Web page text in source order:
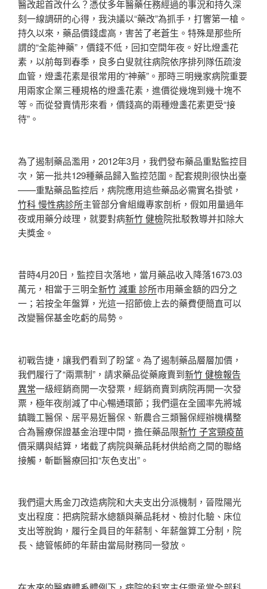
醫改起首改什么？憑仗多年醫藥任務經過的事況和持久深
刻一線調研的心得，我決議以“藥改”為抓手，打響第一槍。
持久以來，藥品價錢虛高，害苦了老蒼生。特殊是那些所
謂的“全能神藥”，價錢不低，回扣空間年夜。好比燈盞花
素，以前每到春季，良多白叟就往病院依序排列隊伍疏浚
血管，燈盞花素是很常用的“神藥”。那時三明幾家病院重要
用兩家企業三種規格的燈盞花素，進價從幾塊到幾十塊不
等。而從發賣情形來看，價錢高的兩種燈盞花素更受“接
待”。
為了遏制藥品濫用，2012年3月，我們發布藥品重點監控目
次，第一批共129種藥品歸入監控范圍。配套規則很快出臺
——重點藥品監控后，病院應用這些藥品必需實名掛號，
竹科 慢性病診所主管部分會組織專家剖析，假如用量過年
夜或用藥分歧理，就要對病新竹 健檢院批駁教導并扣除大
夫獎金。
昔時4月20日，監控目次落地，當月藥品收入降落1673.03
萬元，相當于三明全新竹 減重 診所市用藥金額的四分之
一；若按全年盤算，光這一招節儉上去的藥費便簡直可以
改變醫保基金吃虧的局勢。
初戰告捷，讓我們看到了盼望。為了遏制藥品層層加價，
我們履行了“兩票制”，請求藥品從藥廠賣到新竹 健檢報告
異常一級經銷商開一次發票，經銷商賣到病院再開一次發
票，極年夜削減了中心暢通環節；我們還在全國率先將城
鎮職工醫保、居平易近醫保、新農合三類醫保經辦機構整
合為醫療保證基金治理中間，擔任藥品限新竹 子宮頸疫苗
價采購與結算，堵截了病院與藥品耗材供給商之間的聯絡
接觸，斬斷醫療回扣“灰色支出”。
我們還大馬金刀改造病院和大夫支出分派機制，晉陞陽光
支出程度：把病院薪水總額與藥品耗材、檢討化驗、床位
支出等脫鉤，履行全員目的年薪制、年薪盤算工分制，院
長、總管帳師的年薪由當局財務同一發放。